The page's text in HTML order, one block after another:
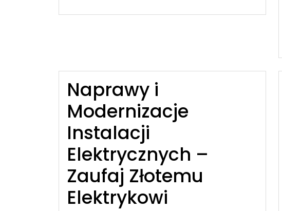
Naprawy i
Modernizacje
Instalacji
Elektrycznych –
Zaufaj Złotemu
Elektrykowi